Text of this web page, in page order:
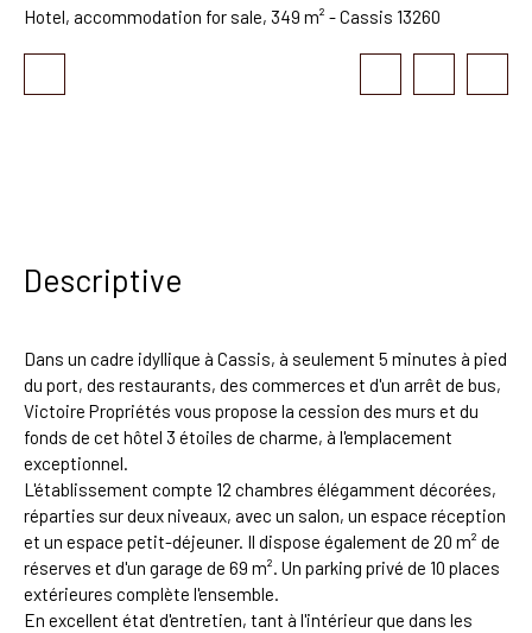
Hotel, accommodation for sale, 349 m² - Cassis 13260
Descriptive
Dans un cadre idyllique à Cassis, à seulement 5 minutes à pied
du port, des restaurants, des commerces et d'un arrêt de bus,
Victoire Propriétés vous propose la cession des murs et du
fonds de cet hôtel 3 étoiles de charme, à l'emplacement
exceptionnel.
L'établissement compte 12 chambres élégamment décorées,
réparties sur deux niveaux, avec un salon, un espace réception
et un espace petit-déjeuner. Il dispose également de 20 m² de
réserves et d'un garage de 69 m². Un parking privé de 10 places
extérieures complète l'ensemble.
En excellent état d'entretien, tant à l'intérieur que dans les